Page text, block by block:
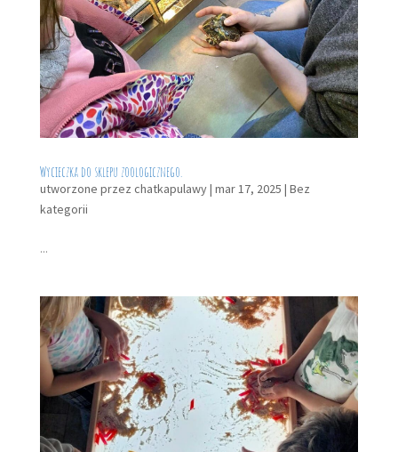
Wycieczka do sklepu zoologicznego.
utworzone przez chatkapulawy| mar 17, 2025 | Bez
kategorii
...